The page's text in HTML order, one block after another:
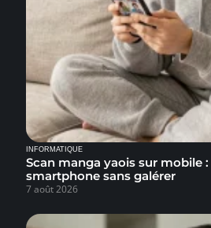
INFORMATIQUE
Scan manga yaois sur mobile
smartphone sans galérer
7 août 2026